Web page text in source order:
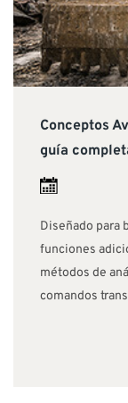
Conceptos
guía
Diseñado para
funciones
métodos de
comandos